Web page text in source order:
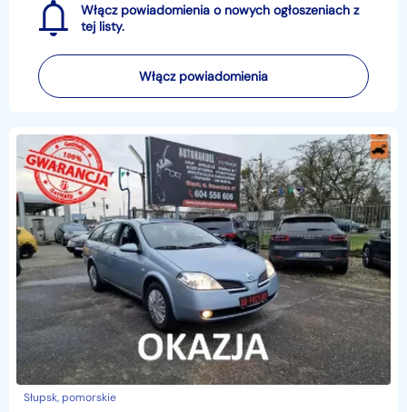
Włącz powiadomienia o nowych ogłoszeniach z
tej listy.
Włącz powiadomienia
Słupsk, pomorskie